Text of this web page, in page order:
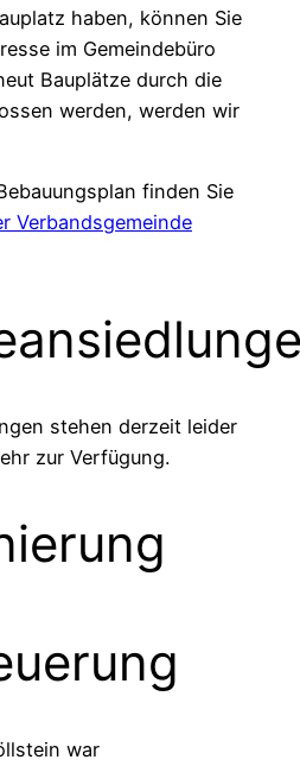
haben, können Sie
im Gemeindebüro
Bauplätze durch die
werden, werden wir
finden Sie
Verbandsgemeinde
stehen derzeit leider
zur Verfügung.
war